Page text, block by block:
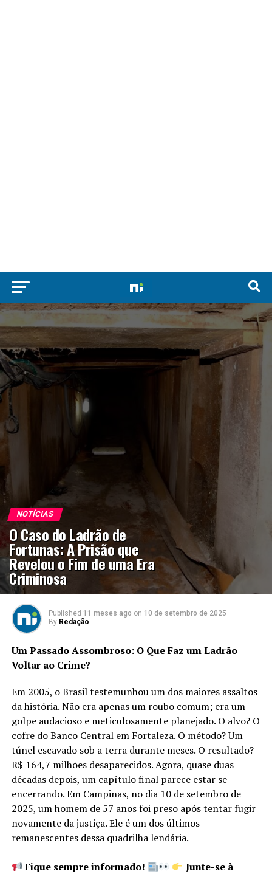
NOTÍCIAS
O Caso do Ladrão de
Fortunas: A Prisão que
Revelou o Fim de uma Era
Criminosa
Published 11 meses ago on 10 de setembro de 2025
By Redação
Um Passado Assombroso: O Que Faz um Ladrão
Voltar ao Crime?
Em 2005, o Brasil testemunhou um dos maiores assaltos
da história. Não era apenas um roubo comum; era um
golpe audacioso e meticulosamente planejado. O alvo? O
cofre do Banco Central em Fortaleza. O método? Um
túnel escavado sob a terra durante meses. O resultado?
R$ 164,7 milhões desaparecidos. Agora, quase duas
décadas depois, um capítulo final parece estar se
encerrando. Em Campinas, no dia 10 de setembro de
2025, um homem de 57 anos foi preso após tentar fugir
novamente da justiça. Ele é um dos últimos
remanescentes dessa quadrilha lendária.
Fique sempre informado!
Junte-se à